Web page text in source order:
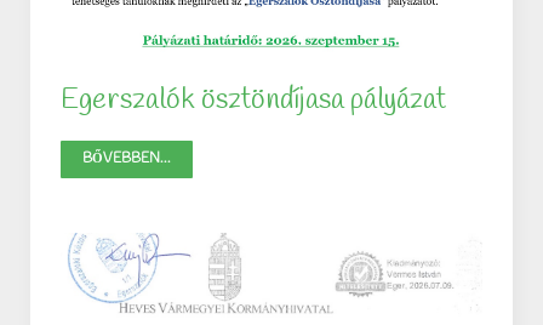
Egerszalók ösztöndíjasa pályázat
BŐVEBBEN...